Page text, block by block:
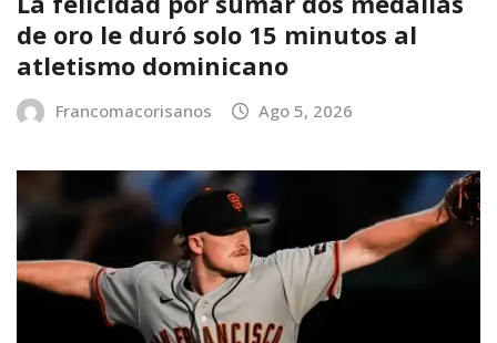
de oro le duró solo 15 minutos al
atletismo dominicano
Francomacorisanos Ago 5, 2026